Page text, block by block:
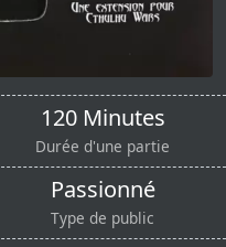
120 Minutes
Durée d'une partie
Passionné
Type de public